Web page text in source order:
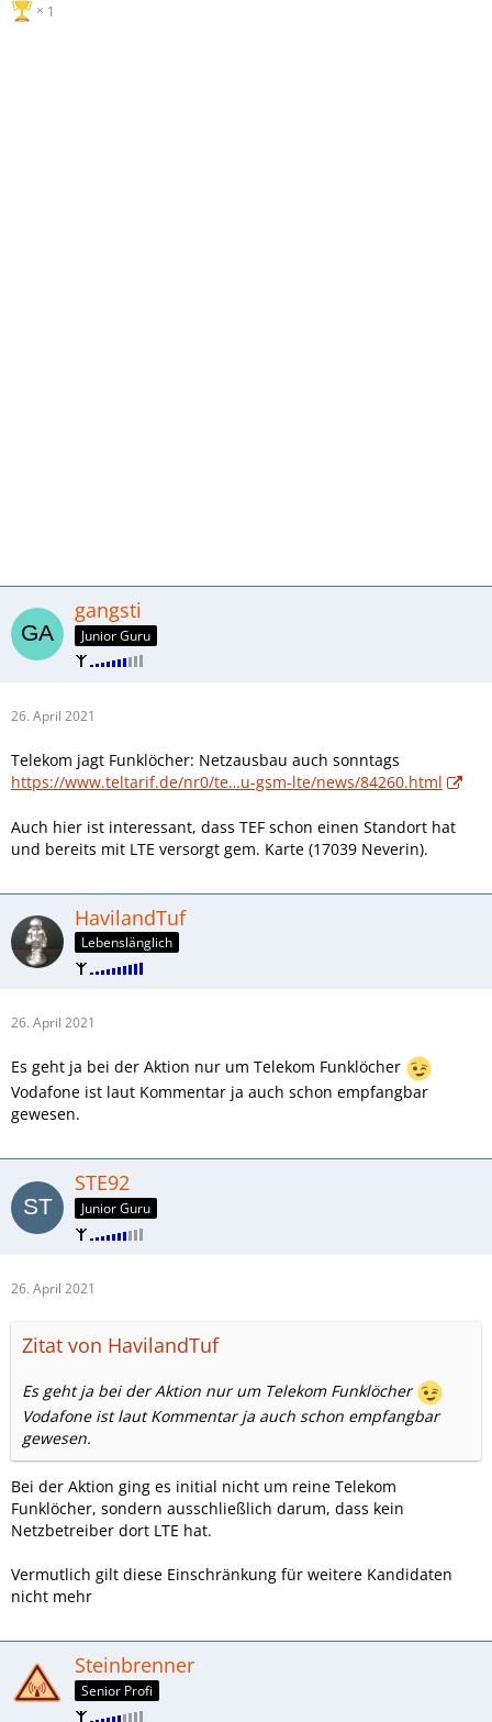
1
gangsti
Junior Guru
26. April 2021
Telekom jagt Funklöcher: Netzausbau auch sonntags
https://www.teltarif.de/nr0/te…u-gsm-lte/news/84260.html
Auch hier ist interessant, dass TEF schon einen Standort hat
und bereits mit LTE versorgt gem. Karte (17039 Neverin).
HavilandTuf
Lebenslänglich
26. April 2021
Es geht ja bei der Aktion nur um Telekom Funklöcher
Vodafone ist laut Kommentar ja auch schon empfangbar
gewesen.
STE92
Junior Guru
26. April 2021
Zitat von HavilandTuf
Es geht ja bei der Aktion nur um Telekom Funklöcher
Vodafone ist laut Kommentar ja auch schon empfangbar
gewesen.
Bei der Aktion ging es initial nicht um reine Telekom
Funklöcher, sondern ausschließlich darum, dass kein
Netzbetreiber dort LTE hat.
Vermutlich gilt diese Einschränkung für weitere Kandidaten
nicht mehr
Steinbrenner
Senior Profi